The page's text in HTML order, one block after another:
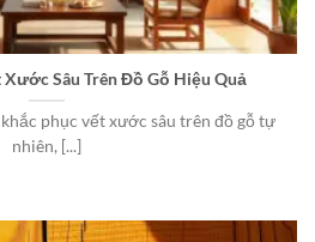
Xước Sâu Trên Đồ Gỗ Hiệu Quả
phục vết xước sâu trên đồ gỗ tự
nhiên, [...]